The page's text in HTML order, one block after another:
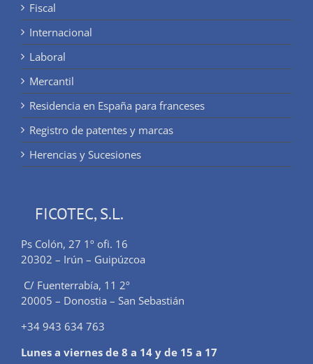
Fiscal
Internacional
Laboral
Mercantil
Residencia en España para franceses
Registro de patentes y marcas
Herencias y Sucesiones
FICOTEC, S.L.
Ps Colón, 27 1º ofi. 16
20302 – Irún – Guipúzcoa
C/ Fuenterrabía, 11 2º
20005 – Donostia – San Sebastián
+34 943 634 763
Lunes a viernes de 8 a 14 y de 15 a 17